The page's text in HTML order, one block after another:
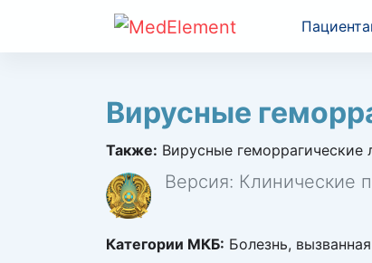
Вирусные
Также: Вирусные геморрагические
Версия: Клинические
Категории МКБ: Болезнь,